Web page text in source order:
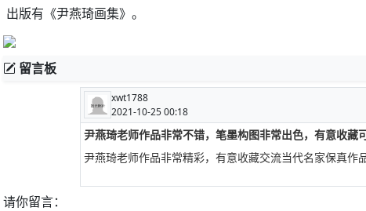
出版有《尹燕琦画集》。
留言板
xwt1788
2021-10-25 00:18
尹燕琦老师作品非常不错，笔墨构图非常出色，有意收
尹燕琦老师作品非常精彩，有意收藏交流当代名家保真作
请你留言：